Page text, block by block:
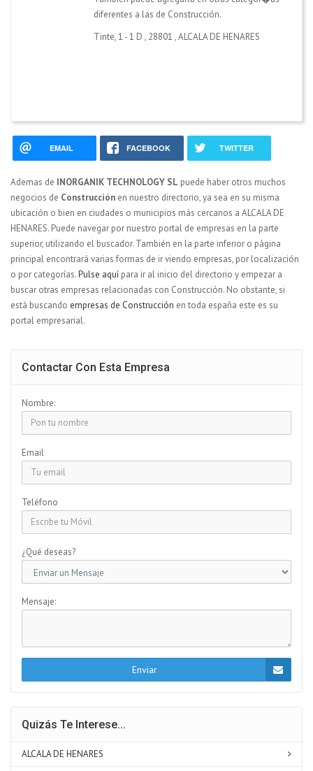
diferentes a las de Construcción.
Tinte, 1 - 1 D , 28801 ,ALCALA DE HENARES
EMAIL FACEBOOK TWITTER
Ademas de INORGANIK TECHNOLOGY SL puede haber otros muchos
negocios de Construcción en nuestro directorio, ya sea en su misma
ubicación o bien en ciudades o municipios más cercanos a ALCALA DE
HENARES. Puede navegar por nuestro portal de empresas en la parte
superior, utilizando el buscador. También en la parte inferior o página
principal encontrará varias formas de ir viendo empresas, por localización
o por categorías.Pulse aquí para ir al inicio del directorio y empezar a
buscar otras empresas relacionadas con Construcción. No obstante, si
está buscando empresas de Construcción en toda españa este es su
portal empresarial.
Contactar Con Esta Empresa
Nombre:
Email
Teléfono
¿Qué deseas?
Mensaje:
Enviar
Quizás Te Interese...
ALCALA DE HENARES